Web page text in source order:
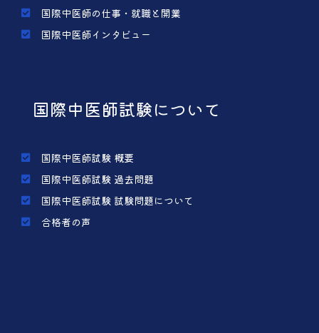
国際中医師の仕事・就職と開業
国際中医師インタビュー
国際中医師試験について
国際中医師試験 概要
国際中医師試験 過去問題
国際中医師試験 試験問題について
合格者の声